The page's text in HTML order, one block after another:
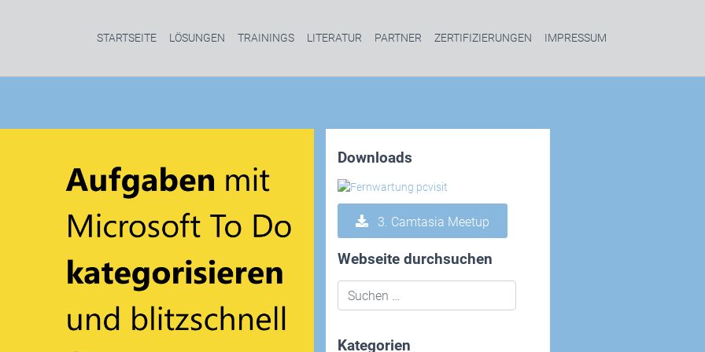
STARTSEITE LÖSUNGEN TRAININGS LITERATUR PARTNER ZERTIFIZIERUNGEN IMPRESSUM
Downloads
3. Camtasia Meetup
Webseite durchsuchen
Kategorien